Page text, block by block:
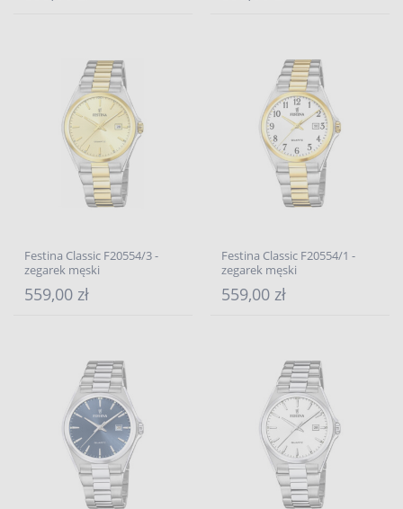
Festina Classic F20554/3 -
zegarek męski
559,00 zł
Festina Classic F20554/1 -
zegarek męski
559,00 zł